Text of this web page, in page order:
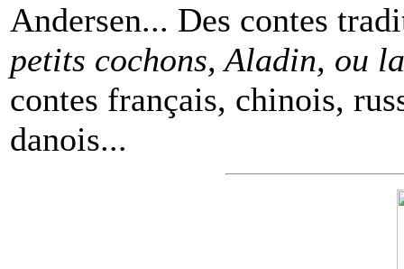
Andersen... Des contes
petits cochons, Aladin, ou
contes français, chinois,
danois...